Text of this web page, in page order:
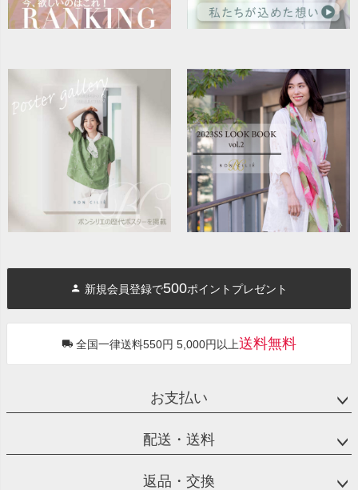
新規会員登録で500ポイントプレゼント
全国一律送料550円 5,000円以上送料無料
お支払い
配送・送料
返品・交換